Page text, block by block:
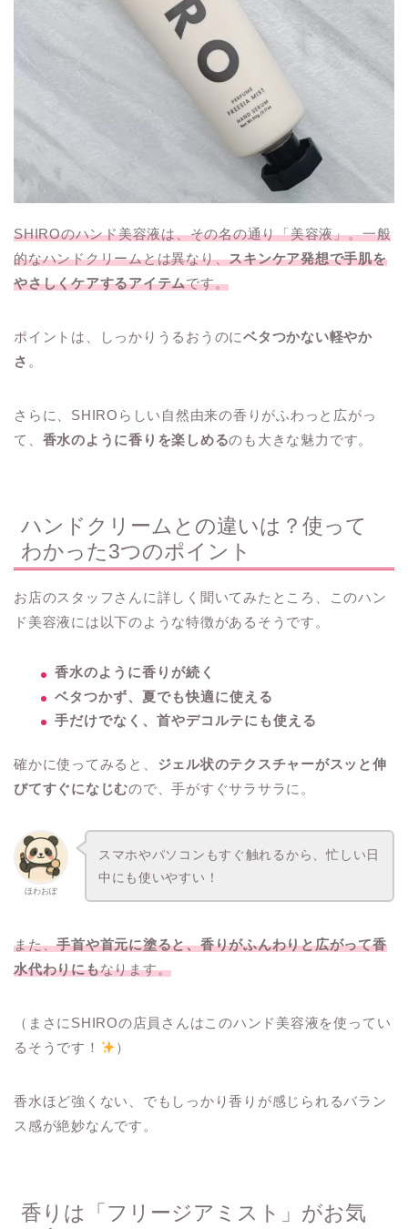
SHIROのハンド美容液は、その名の通り「美容液」。一般
的なハンドクリームとは異なり、スキンケア発想で手肌を
やさしくケアするアイテムです。
ポイントは、しっかりうるおうのにベタつかない軽やか
さ 。
さらに、SHIROらしい自然由来の香りがふわっと広がっ
て、 香水のように香りを楽しめるのも大きな魅力です。
ハンドクリームとの違いは？使って
わかった3つのポイント
お店のスタッフさんに詳しく聞いてみたところ、このハン
ド美容液には以下のような特徴があるそうです。
香水のように香りが続く
ベタつかず、夏でも快適に使える
手だけでなく、首やデコルテにも使える
確かに使ってみると、 ジェル状のテクスチャーがスッと伸
びてすぐになじむので、手がすぐサラサラに。
ほわおぽ
スマホやパソコンもすぐ触れるから、忙しい日
中にも使いやすい！
また、手首や首元に塗ると、香りがふんわりと広がって香
水代わりにもなります。
（まさにSHIROの店員さんはこのハンド美容液を使ってい
るそうです！
）
香水ほど強くない、でもしっかり香りが感じられるバラン
ス感が絶妙なんです。
香りは「フリージアミスト」がお気